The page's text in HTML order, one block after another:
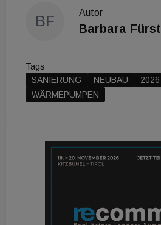
BF
Autor
Barbara Fürst
Tags
SANIERUNG
NEUBAU 2026
WÄRMEPUMPEN